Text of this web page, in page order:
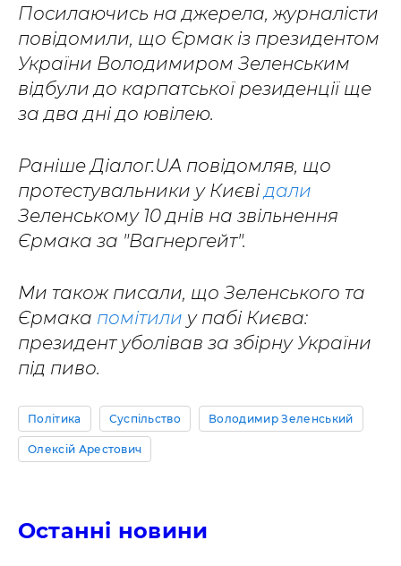
Посилаючись на джерела, журналісти
повідомили, що Єрмак із президентом
України Володимиром Зеленським
відбули до карпатської резиденції ще
за два дні до ювілею.
Раніше Діалог.UA повідомляв, що
протестувальники у Києвідали
Зеленському 10 днів на звільнення
Єрмака за "Вагнергейт".
Ми також писали, що Зеленського та
Єрмака помітили у пабі Києва:
президент уболівав за збірну України
під пиво.
Політика Суспільство Володимир Зеленський
Олексій Арестович
Останні новини